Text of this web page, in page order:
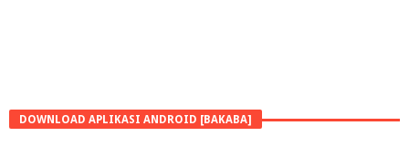
DOWNLOAD APLIKASI ANDROID [BAKABA]